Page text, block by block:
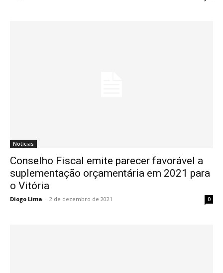
Notícias
Conselho Fiscal emite parecer favorável a
suplementação orçamentária em 2021 para
o Vitória
Diogo Lima - 2 de dezembro de 2021 0